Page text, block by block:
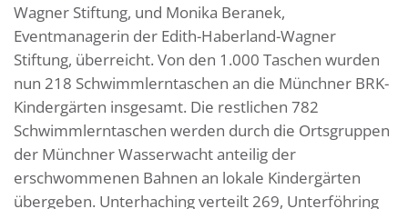
Wagner Stiftung, und Monika Beranek,
Eventmanagerin der Edith-Haberland-Wagner
Stiftung, überreicht. Von den 1.000 Taschen wurden
nun 218 Schwimmlerntaschen an die Münchner BRK-
Kindergärten insgesamt. Die restlichen 782
Schwimmlerntaschen werden durch die Ortsgruppen
der Münchner Wasserwacht anteilig der
erschwommenen Bahnen an lokale Kindergärten
übergeben. Unterhaching verteilt 269, Unterföhring